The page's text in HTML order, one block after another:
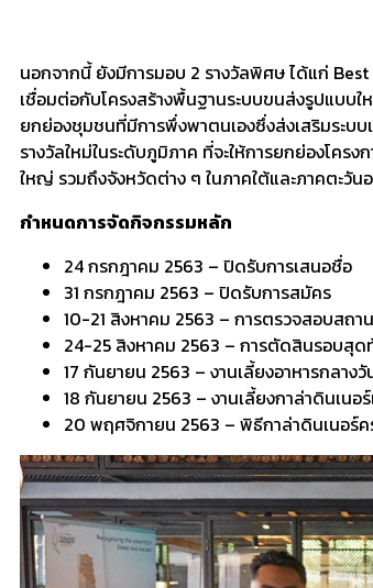
นอกจากนี้ ยังมีการมอบ 2 รางวัลพิศษ ได้แก่
เชื่อมต่อกับโครงสร้างพื้นฐานระบบขนส่งรูปแบบใ
ยกย่องชุมชนที่มีการพึ่งพาตนเองซึ่งส่งเสริมระบ
รางวัลใหม่ในระดับภูมิภาค ที่จะให้การยกย่องโครง
ใหญ่ รวมถึงจังหวัดต่าง ๆ ในภาคใต้และภาคตะวัน
กำหนดการจัดกิจกรรมหลัก
24 กรกฎาคม 2563 – ปิดรับการเสนอชื่อ
31 กรกฎาคม 2563 – ปิดรับการสมัคร
10-21 สิงหาคม 2563 – การตรวจสอบสถา
24-25 สิงหาคม 2563 – การตัดสินรอบสุด
17 กันยายน 2563 – งานเลี้ยงอาหารกลาง
18 กันยายน 2563 – งานเลี้ยงกาล่าดินเนอ
20 พฤศจิกายน 2563 – พิธีกาล่าดินเนอร์